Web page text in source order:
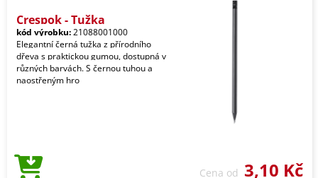
Crespok - Tužka
kód výrobku:21088001000
Elegantní černá tužka z přírodního
dřeva s praktickou gumou, dostupná v
různých barvách. S černou tuhou a
naostřeným hro
Cena od 3,10 Kč